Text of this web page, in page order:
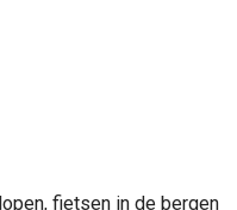
fietsen in de bergen